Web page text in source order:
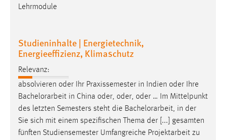
Lehrmodule
Studieninhalte | Energietechnik,
Energieeffizienz, Klimaschutz
Relevanz:
absolvieren oder Ihr Praxissemester in Indien oder Ihre
Bachelorarbeit in China oder, oder, oder … Im Mittelpunkt
des letzten Semesters steht die Bachelorarbeit, in der
Sie sich mit einem spezifischen Thema der [...] gesamten
fünften Studiensemester Umfangreiche Projektarbeit zu